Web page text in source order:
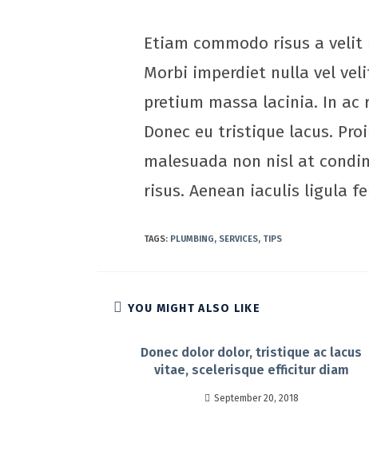
Etiam commodo risus a
Morbi imperdiet nulla vel
pretium massa lacinia. In ac
Donec eu tristique lacus.
malesuada non nisl at
risus. Aenean iaculis ligula
TAGS: PLUMBING, SERVICES, TIPS
YOU MIGHT ALSO LIKE
Donec dolor dolor, tristique ac lacus
vitae, scelerisque efficitur diam
September 20, 2018